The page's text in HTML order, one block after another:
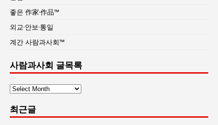
좋은 作家·作品™
외교·안보·통일
계간 사람과사회™
사람과사회 글목록
사
과
사
최근글